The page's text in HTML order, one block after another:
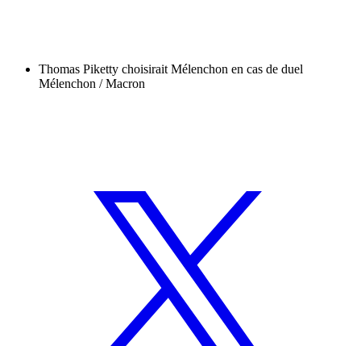
Thomas Piketty choisirait Mélenchon en cas de duel
Mélenchon / Macron